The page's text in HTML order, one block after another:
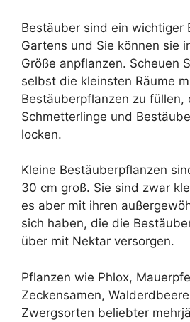
Bestäuber sind ein wichtiger
Gartens und Sie können sie
Größe anpflanzen. Scheuen
selbst die kleinsten Räume
Bestäuberpflanzen zu füllen,
Schmetterlinge und
locken.
Kleine Bestäuberpflanzen
30 cm groß. Sie sind zwar
es aber mit ihren
sich haben, die die
über mit Nektar versorgen.
Pflanzen wie Phlox,
Zeckensamen,
Zwergsorten beliebter